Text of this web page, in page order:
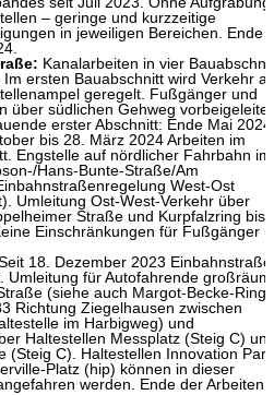
– geringe und kurzzeitige
in jeweiligen Bereichen. Ende
Kanalarbeiten in vier
ersten Bauabschnitt wird Verkehr
geregelt. Fußgänger und
über südlichen Gehweg
erster Abschnitt: Ende Mai
bis 28. März 2024 Arbeiten im
Engstelle auf nördlicher Fahrbahn im
Hans-Bunte-Straße/Am
West-Ost
Umleitung Ost-West-Verkehr über
Straße und Kurpfalzring bis
Einschränkungen für Fußgänger
18. Dezember 2023
Umleitung für Autofahrende
(siehe auch Margot-Becke-
Richtung Ziegelhausen zwischen
im Harbigweg) und
Haltestellen Messplatz (Steig C)
(Steig C). Haltestellen Innovation Park
Platz (hip) können in dieser
werden. Ende der Arbeiten: